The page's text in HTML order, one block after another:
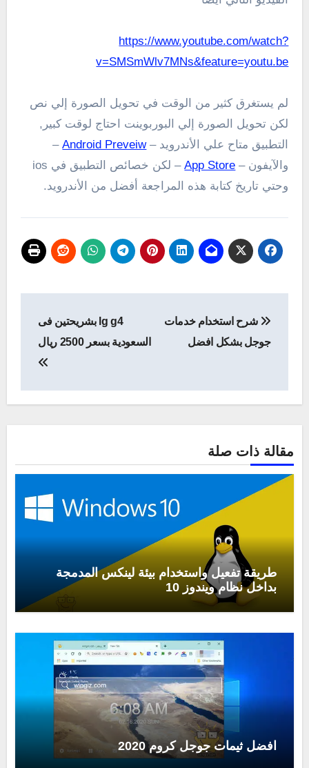
https://www.youtube.com/watch?
v=SMSmWlv7MNs&feature=youtu.be
لم يستغرق كثير من الوقت في تحويل الصورة إلي نص
لكن تحويل الصورة إلي البوربوينت احتاج لوقت كبير,
التطبيق متاح علي الأندرويد –Android Preveiw
–
والآيفون – App Store
– لكن خصائص التطبيق في ios
وحتي تاريخ كتابة هذه المراجعة أفضل من الأندرويد.
المقالات
شرح استخدام خدمات
جوجل بشكل افضل
lg g4 بشريحتين فى
السعودية بسعر 2500 ريال
مقالة ذات صلة
طريقة تفعيل واستخدام بيئة لينكس المدمجة
بداخل نظام ويندوز 10
افضل ثيمات جوجل كروم 2020